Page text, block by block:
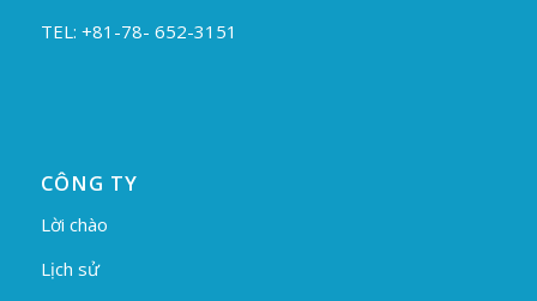
TEL: +81-78- 652-3151
CÔNG TY
Lời chào
Lịch sử